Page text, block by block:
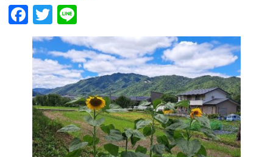
Facebook
Twitter